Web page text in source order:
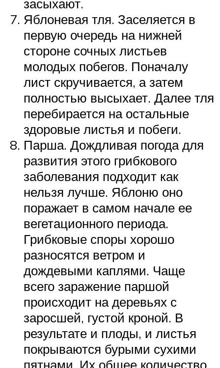
засыхают.
Яблоневая тля. Заселяется в
первую очередь на нижней
стороне сочных листьев
молодых побегов. Поначалу
лист скручивается, а затем
полностью высыхает. Далее тля
перебирается на остальные
здоровые листья и побеги.
Парша. Дождливая погода для
развития этого грибкового
заболевания подходит как
нельзя лучше. Яблоню оно
поражает в самом начале ее
вегетационного периода.
Грибковые споры хорошо
разносятся ветром и
дождевыми каплями. Чаще
всего заражение паршой
происходит на деревьях с
заросшей, густой кроной. В
результате и плоды, и листья
покрываются бурыми сухими
пятнами. Их общее количество